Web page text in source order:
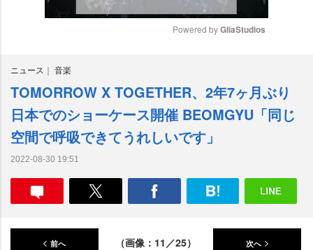
e
Powered by GliaStudios
ニュース 音楽
TOMORROW X TOGETHER、2年7ヶ月ぶり
日本でのショーケース開催 BEOMGYU「同じ
空間で呼吸できてうれしいです」
2022-08-30 19:51
前へ （画像：11／25） 次へ